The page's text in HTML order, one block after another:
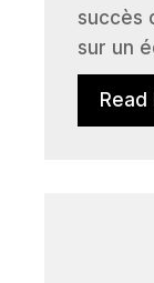
succès
sur un